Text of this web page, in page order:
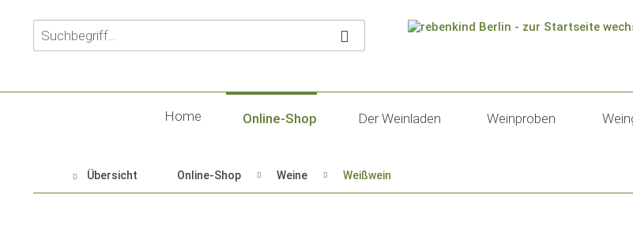
Home Online-Shop Der Weinladen Weinproben
Übersicht Online-Shop Weine Weißwein